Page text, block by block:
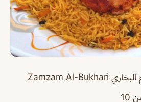
البخاري Zamzam Al-Bukhari